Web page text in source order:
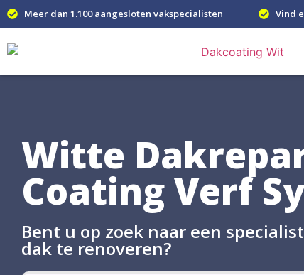
Meer dan 1.100 aangesloten vakspecialisten Vind
Witte
Coating Verf
Bent u op zoek naar een
dak te renoveren?